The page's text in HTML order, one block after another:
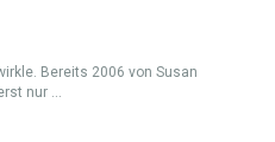
Bereits 2006 von Susan
nur ...